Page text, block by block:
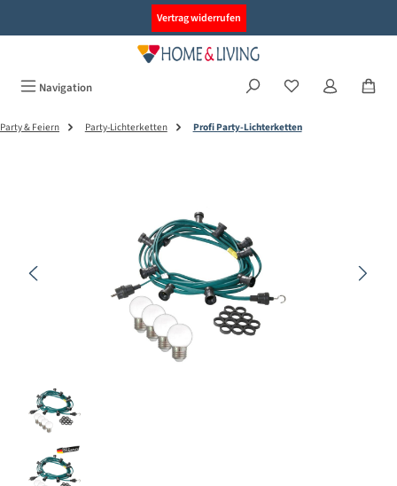
Vertrag widerrufen
Navigation
Party & Feiern Party-Lichterketten Profi Party-Lichterketten